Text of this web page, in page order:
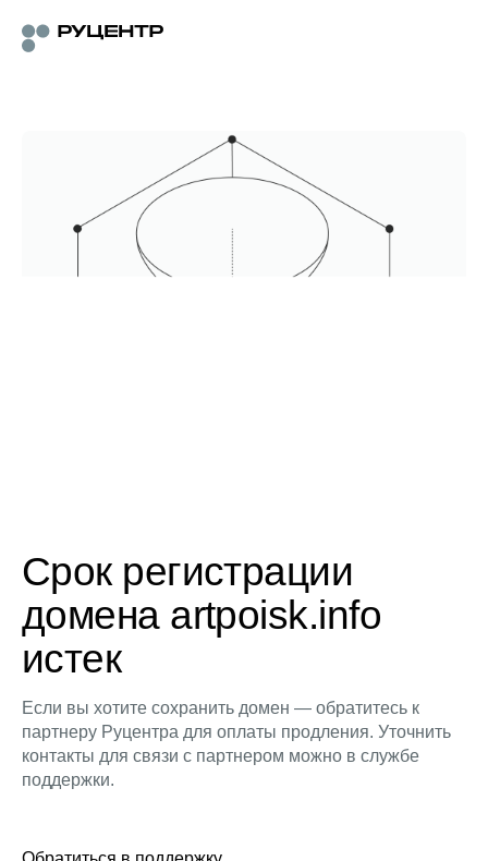
Срок регистрации
домена artpoisk.info
истек
Если вы хотите сохранить домен — обратитесь к
партнеру Руцентра для оплаты продления. Уточнить
контакты для связи с партнером можно в службе
поддержки.